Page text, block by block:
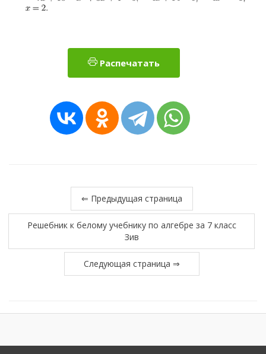
Распечатать
⇐ Предыдущая страница
Решебник к белому учебнику по алгебре за 7 класс
Зив
Следующая страница ⇒